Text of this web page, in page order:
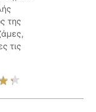
της
τις